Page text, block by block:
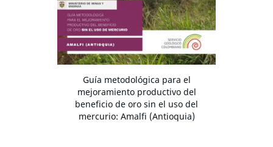
Guía metodológica para el
mejoramiento productivo del
beneficio de oro sin el uso del
mercurio: Amalfi (Antioquia)